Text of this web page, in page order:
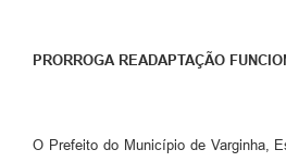
PRORROGA READAPTAÇÃO
O Prefeito do Município de Varginha,